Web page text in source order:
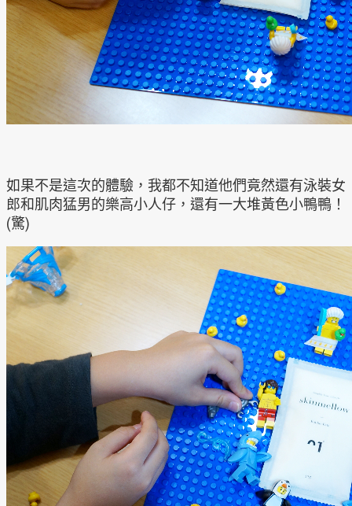
如果不是這次的體驗，我都不知道他們竟然還有泳裝女
郎和肌肉猛男的樂高小人仔，還有一大堆黃色小鴨鴨！
(驚)